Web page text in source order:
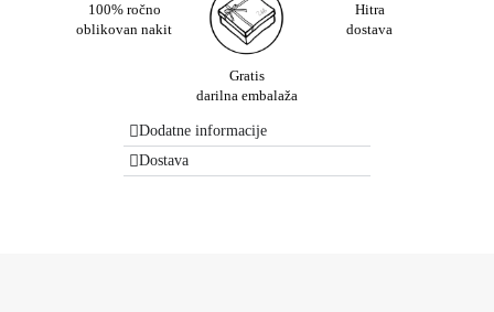
100% ročno
oblikovan nakit
Gratis
darilna embalaža
Hitra
dostava
Dodatne informacije
Dostava